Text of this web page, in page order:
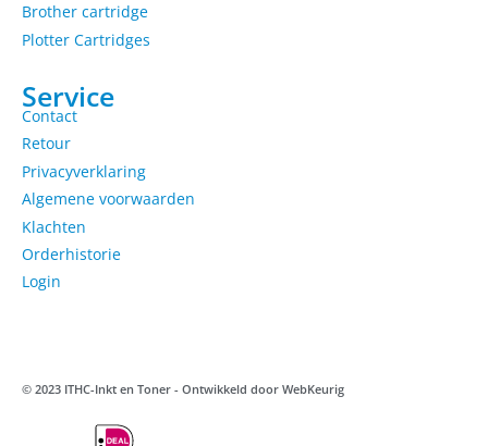
Brother cartridge
Plotter Cartridges
Service
Contact
Retour
Privacyverklaring
Algemene voorwaarden
Klachten
Orderhistorie
Login
© 2023 ITHC-Inkt en Toner - Ontwikkeld door WebKeurig